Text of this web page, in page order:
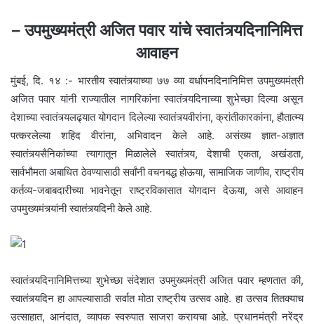
– उपमुख्यमंत्री अजित पवार यांचे स्वातंत्र्यदिनानिमित्त
आवाहन
मुंबई, दि. १४ :- भारतीय स्वातंत्र्याच्या ७७ व्या वर्धापनदिनानिमित्त उपमुख्यमंत्री
अजित पवार यांनी राज्यातील नागरिकांना स्वातंत्र्यदिनाच्या शुभेच्छा दिल्या असून
देशाच्या स्वातंत्र्यलढ्यात योगदान दिलेल्या स्वातंत्र्यवीरांना, क्रांतीकारकांना, हौतात्म्य
पत्करलेल्या शहिद वीरांना, अभिवादन केले आहे. असंख्य ज्ञात-अज्ञात
स्वातंत्र्यसैनिकांच्या त्यागातून मिळालेले स्वातंत्र्य, देशाची एकता, अखंडता,
सार्वभौमता अबाधित ठेवण्यासाठी सर्वांनी वचनबद्ध होऊया, सामाजिक जाणीव, राष्ट्रीय
कर्तव्य-जबाबदारीच्या भावनेतून राष्ट्रविकासात योगदान देऊया, असे आवाहन
उपमुख्यमंत्र्यांनी स्वातंत्र्यदिनी केले आहे.
स्वातंत्र्यदिनानिमित्तच्या शुभेच्छा संदेशात उपमुख्यमंत्री अजित पवार म्हणतात की,
स्वातंत्र्यदिन हा आपल्यासाठी सर्वात मोठा राष्ट्रीय उत्सव आहे. हा उत्सव तितक्याच
उत्साहात, आनंदात, व्यापक स्वरुपात साजरा करायचा आहे. प्रधानमंत्री नरेंद्र